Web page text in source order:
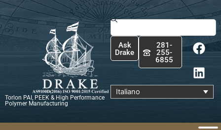
Vai
al
contenuto
Torlon PAI, PEEK & High Performance
Polymer Manufacturing
Cerca
Ask
Drake
281-
255-
6855
F
a
c
e
b
o
L
i
n
k
e
d
Italiano